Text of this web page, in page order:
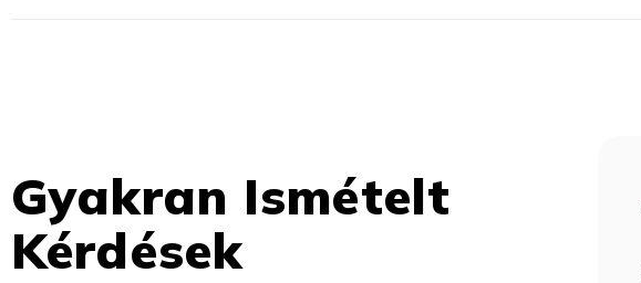
Gyakran Ismételt
Kérdések